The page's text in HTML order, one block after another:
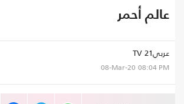
عالم أحمر
عربي21 TV
08-Mar-20 08:04 PM